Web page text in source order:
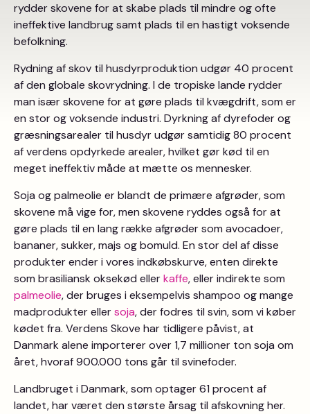
rydder skovene for at skabe plads til mindre og ofte
ineffektive landbrug samt plads til en hastigt voksende
befolkning.
Rydning af skov til husdyrproduktion udgør 40 procent
af den globale skovrydning. I de tropiske lande rydder
man især skovene for at gøre plads til kvægdrift, som er
en stor og voksende industri. Dyrkning af dyrefoder og
græsningsarealer til husdyr udgør samtidig 80 procent
af verdens opdyrkede arealer, hvilket gør kød til en
meget ineffektiv måde at mætte os mennesker.
Soja og palmeolie er blandt de primære afgrøder, som
skovene må vige for, men skovene ryddes også for at
gøre plads til en lang række afgrøder som avocadoer,
bananer, sukker, majs og bomuld. En stor del af disse
produkter ender i vores indkøbskurve, enten direkte
som brasiliansk oksekød ellerkaffe, eller indirekte som
palmeolie, der bruges i eksempelvis shampoo og mange
madprodukter ellersoja, der fodres til svin, som vi køber
kødet fra. Verdens Skove har tidligere påvist, at
Danmark alene importerer over 1,7 millioner ton soja om
året, hvoraf 900.000 tons går til svinefoder.
Landbruget i Danmark, som optager 61 procent af
landet, har været den største årsag til afskovning her.